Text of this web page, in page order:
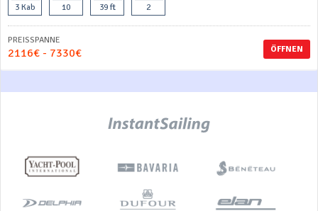
3 Kab 10 39 ft 2
ÖFFNEN
PREISSPANNE
2116€ - 7330€